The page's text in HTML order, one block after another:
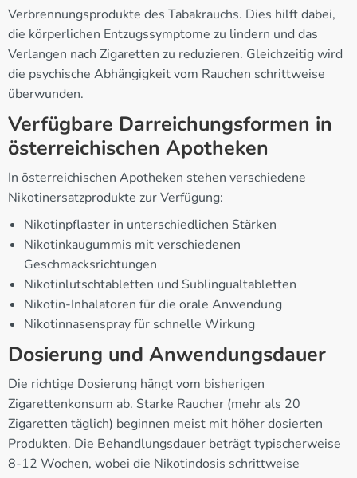
Verbrennungsprodukte des Tabakrauchs. Dies hilft dabei,
die körperlichen Entzugssymptome zu lindern und das
Verlangen nach Zigaretten zu reduzieren. Gleichzeitig wird
die psychische Abhängigkeit vom Rauchen schrittweise
überwunden.
Verfügbare Darreichungsformen in
österreichischen Apotheken
In österreichischen Apotheken stehen verschiedene
Nikotinersatzprodukte zur Verfügung:
Nikotinpflaster in unterschiedlichen Stärken
Nikotinkaugummis mit verschiedenen
Geschmacksrichtungen
Nikotinlutschtabletten und Sublingualtabletten
Nikotin-Inhalatoren für die orale Anwendung
Nikotinnasenspray für schnelle Wirkung
Dosierung und Anwendungsdauer
Die richtige Dosierung hängt vom bisherigen
Zigarettenkonsum ab. Starke Raucher (mehr als 20
Zigaretten täglich) beginnen meist mit höher dosierten
Produkten. Die Behandlungsdauer beträgt typischerweise
8-12 Wochen, wobei die Nikotindosis schrittweise